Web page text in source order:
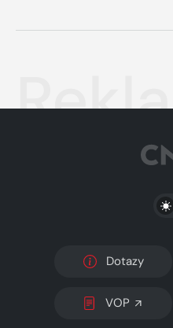
Dotazy
VOP